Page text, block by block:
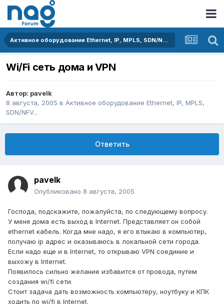
Активное оборудование Ethernet, IP, MPLS, SDN/NFV...
Wi/Fi сеть дома и VPN
Автор: pavelk
8 августа, 2005 в Активное оборудование Ethernet, IP, MPLS,
SDN/NFV...
Ответить
pavelk
Опубликовано 8 августа, 2005
Господа, подскажите, пожалуйста, по следующему вопросу.
У меня дома есть выход в Internet. Представляет он собой
ethernet кабель. Когда мне надо, я его втыкаю в компьютер,
получаю ip адрес и оказываюсь в локальной сети города.
Если надо еще и в Internet, то открываю VPN соединие и
выхожу в Internet.
Появилось сильно желание избавится от провода, путем
создания wi/fi сети.
Стоит задача дать возможность компьютеру, ноутбуку и КПК
ходить по wi/fi в Internet.